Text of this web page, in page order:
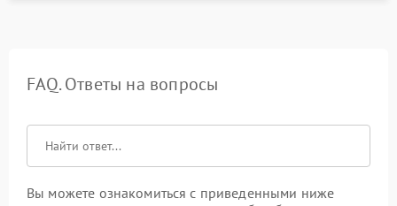
FAQ. Ответы на вопросы
Вы можете ознакомиться с приведенными ниже